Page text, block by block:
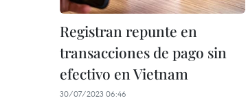
Registran repunte en
transacciones de pago sin
efectivo en Vietnam
30/07/2023 06:46